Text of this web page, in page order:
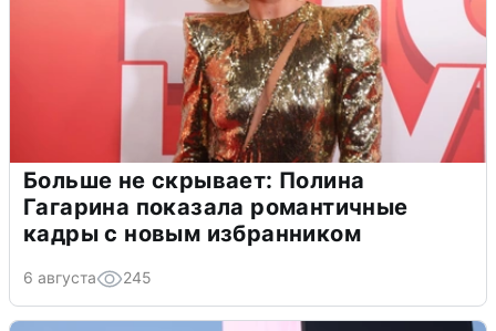
Больше не скрывает: Полина
Гагарина показала романтичные
кадры с новым избранником
6 августа 245